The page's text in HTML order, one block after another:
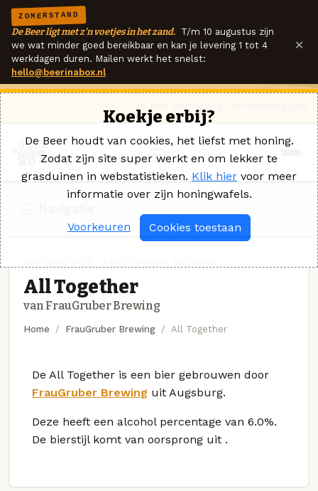
ZOMERSTAND
De Beer ligt met z'n voetjes in het zand. T/m 10 augustus zijn
we wat minder goed bereikbaar en kan je levering 1 tot 4
werkdagen duren. Mailen werkt het snelst:
hello@beerinabox.nl
×
All Together
van FrauGruber Brewing
Home FrauGruber Brewing All Together
De All Together is een bier gebrouwen door
FrauGruber Brewing uit Augsburg.
Deze heeft een alcohol percentage van 6.0%.
De bierstijl komt van oorsprong uit .
Koekje erbij?
De Beer houdt van cookies, het liefst met honing.
Zodat zijn site super werkt en om lekker te
grasduinen in webstatistieken. Klik hier voor meer
informatie over zijn honingwafels.
Voorkeuren Cookies toestaan